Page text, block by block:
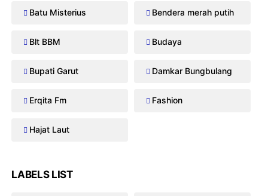
Batu Misterius Bendera merah putih
Blt BBM Budaya
Bupati Garut Damkar Bungbulang
Erqita Fm Fashion
Hajat Laut
LABELS LIST